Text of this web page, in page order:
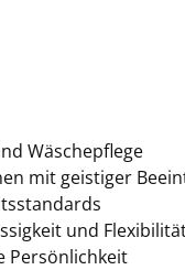
Wäschepflege
mit geistiger
und
Persönlichkeit